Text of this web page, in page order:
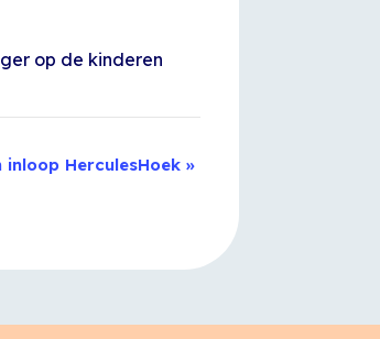
op de kinderen
inloop HerculesHoek »